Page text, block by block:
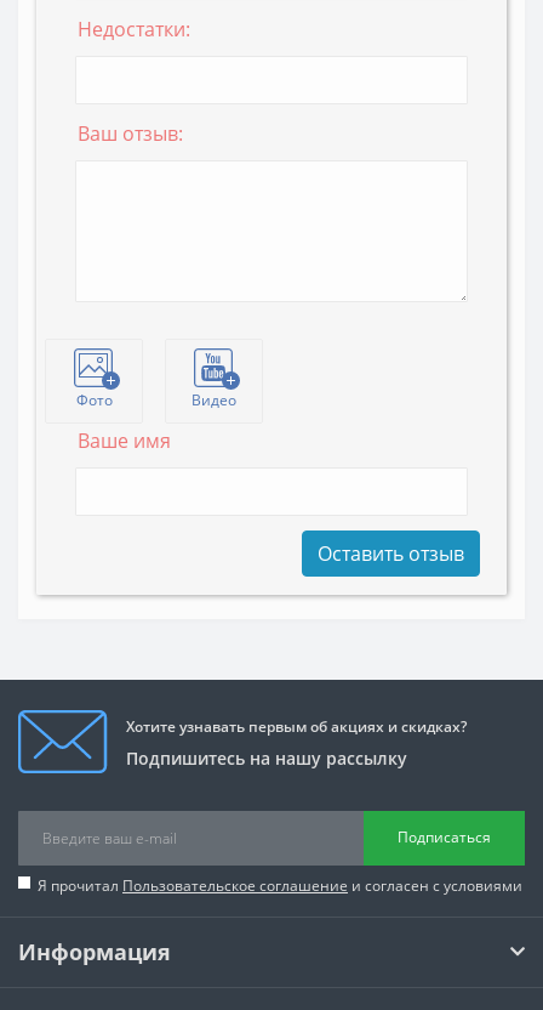
Недостатки:
Ваш отзыв:
Фото Видео
Ваше имя
Оставить отзыв
Хотите узнавать первым об акциях и скидках?
Подпишитесь на нашу рассылку
Подписаться
Я прочитал Пользовательское соглашение и согласен с условиями
Информация